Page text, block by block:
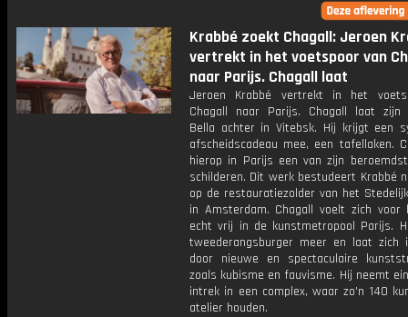
Krabbé zoekt Chagall: Jeroen
vertrekt in het voetspoor van
naar Parijs. Chagall laat
Jeroen Krabbé vertrekt in het
Chagall naar Parijs. Chagall laat zijn
Bella achter in Vitebsk. Hij krijgt een
afscheidscadeau mee, een tafellaken.
hierop in Parijs een van zijn
schilderen. Dit werk bestudeert Krabbé
op de restauratiezolder van het
in Amsterdam. Chagall voelt zich
echt vrij in de kunstmetropool Parijs.
tweederangsburger meer en laat zich
door nieuwe en spectaculaire
zoals kubisme en fauvisme. Hij neemt
intrek in een complex, waar zo'n 140
atelier houden.